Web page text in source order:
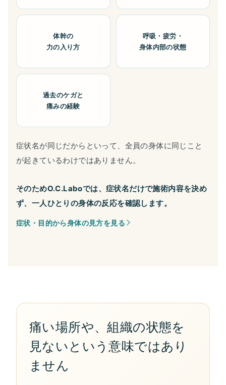
体幹の
力の入り方
呼吸・疲労・
身体内部の状態
過去のケガと
痛みの経験
症状名が同じだからといって、全員の身体に同じこと
が起きているわけではありません。
そのためO.C.Laboでは、症状名だけで施術内容を決め
ず、一人ひとりの身体の反応を確認します。
症状・目的から身体の見方を見る
痛い場所や、組織の状態を
見ないという意味ではあり
ません